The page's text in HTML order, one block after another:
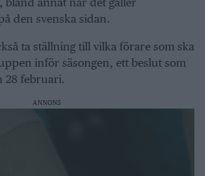
den svenska sidan.
ta ställning till vilka förare som ska
inför säsongen, ett beslut som
28 februari.
ANNONS